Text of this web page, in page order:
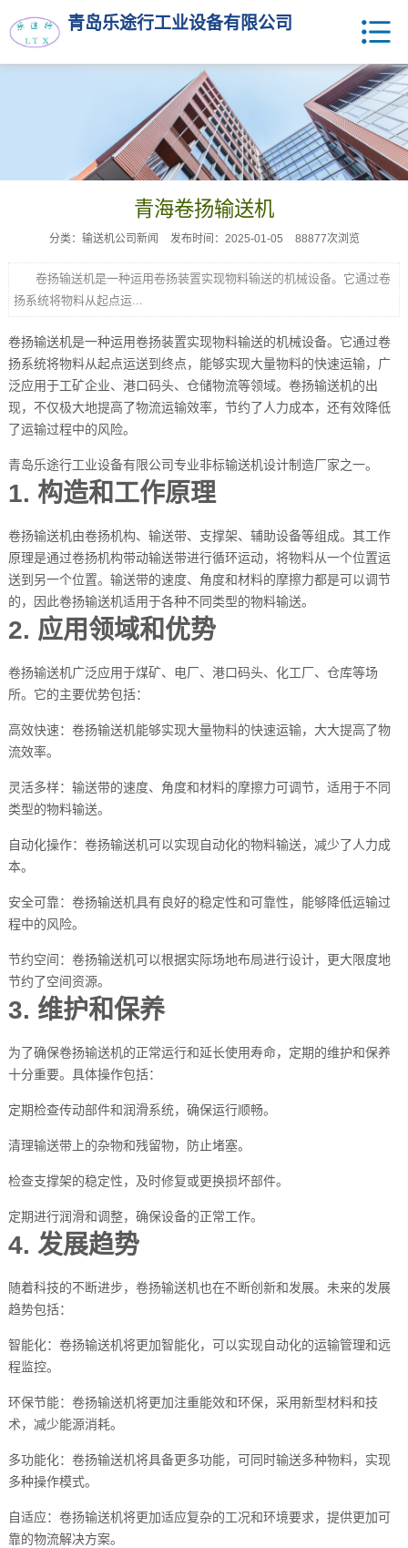
青岛乐途行工业设备有限公司
青海卷扬输送机
分类：输送机公司新闻 发布时间：2025-01-05 88877次浏览
卷扬输送机是一种运用卷扬装置实现物料输送的机械设备。它通过卷
扬系统将物料从起点运...
卷扬输送机是一种运用卷扬装置实现物料输送的机械设备。它通过卷
扬系统将物料从起点运送到终点，能够实现大量物料的快速运输，广
泛应用于工矿企业、港口码头、仓储物流等领域。卷扬输送机的出
现，不仅极大地提高了物流运输效率，节约了人力成本，还有效降低
了运输过程中的风险。
青岛乐途行工业设备有限公司专业非标输送机设计制造厂家之一。
1. 构造和工作原理
卷扬输送机由卷扬机构、输送带、支撑架、辅助设备等组成。其工作
原理是通过卷扬机构带动输送带进行循环运动，将物料从一个位置运
送到另一个位置。输送带的速度、角度和材料的摩擦力都是可以调节
的，因此卷扬输送机适用于各种不同类型的物料输送。
2. 应用领域和优势
卷扬输送机广泛应用于煤矿、电厂、港口码头、化工厂、仓库等场
所。它的主要优势包括：
高效快速：卷扬输送机能够实现大量物料的快速运输，大大提高了物
流效率。
灵活多样：输送带的速度、角度和材料的摩擦力可调节，适用于不同
类型的物料输送。
自动化操作：卷扬输送机可以实现自动化的物料输送，减少了人力成
本。
安全可靠：卷扬输送机具有良好的稳定性和可靠性，能够降低运输过
程中的风险。
节约空间：卷扬输送机可以根据实际场地布局进行设计，更大限度地
节约了空间资源。
3. 维护和保养
为了确保卷扬输送机的正常运行和延长使用寿命，定期的维护和保养
十分重要。具体操作包括：
定期检查传动部件和润滑系统，确保运行顺畅。
清理输送带上的杂物和残留物，防止堵塞。
检查支撑架的稳定性，及时修复或更换损坏部件。
定期进行润滑和调整，确保设备的正常工作。
4. 发展趋势
随着科技的不断进步，卷扬输送机也在不断创新和发展。未来的发展
趋势包括：
智能化：卷扬输送机将更加智能化，可以实现自动化的运输管理和远
程监控。
环保节能：卷扬输送机将更加注重能效和环保，采用新型材料和技
术，减少能源消耗。
多功能化：卷扬输送机将具备更多功能，可同时输送多种物料，实现
多种操作模式。
自适应：卷扬输送机将更加适应复杂的工况和环境要求，提供更加可
靠的物流解决方案。